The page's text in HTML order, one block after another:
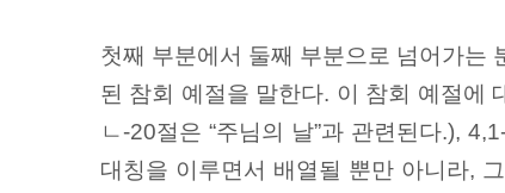
첫째 부분에서 둘째 부분으로 넘어가는
된 참회 예절을 말한다. 이 참회 예절에
ㄴ-20절은 “주님의 날”과 관련된다.),
대칭을 이루면서 배열될 뿐만 아니라,